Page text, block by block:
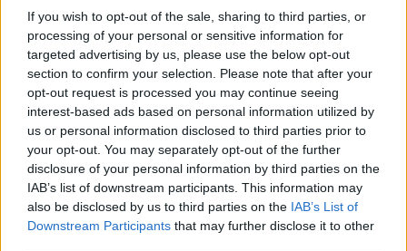
If you wish to opt-out of the sale, sharing to third parties, or
processing of your personal or sensitive information for
targeted advertising by us, please use the below opt-out
section to confirm your selection. Please note that after your
opt-out request is processed you may continue seeing
interest-based ads based on personal information utilized by
us or personal information disclosed to third parties prior to
your opt-out. You may separately opt-out of the further
disclosure of your personal information by third parties on the
IAB’s list of downstream participants. This information may
also be disclosed by us to third parties on the IAB’s List of
Downstream Participants that may further disclose it to other